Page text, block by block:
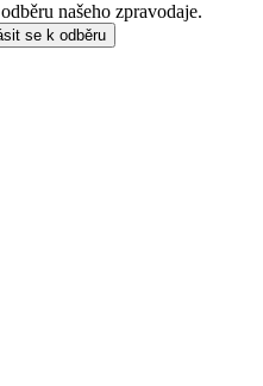
našeho zpravodaje.
se k odběru